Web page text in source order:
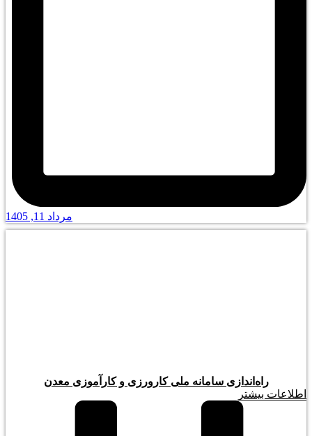
مرداد 11, 1405
راه‌اندازی سامانه ملی کارورزی و کارآموزی معدن
اطلاعات بیشتر